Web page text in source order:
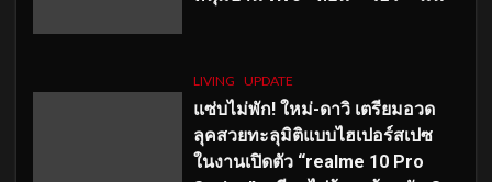
LIVING UPDATE
แซ่บไม่พัก! ใหม่-ดาวิ เตรียมอวด
ลุคสวยทะลุมิติแบบไฮเปอร์สเปซ
ในงานเปิดตัว “realme 10 Pro